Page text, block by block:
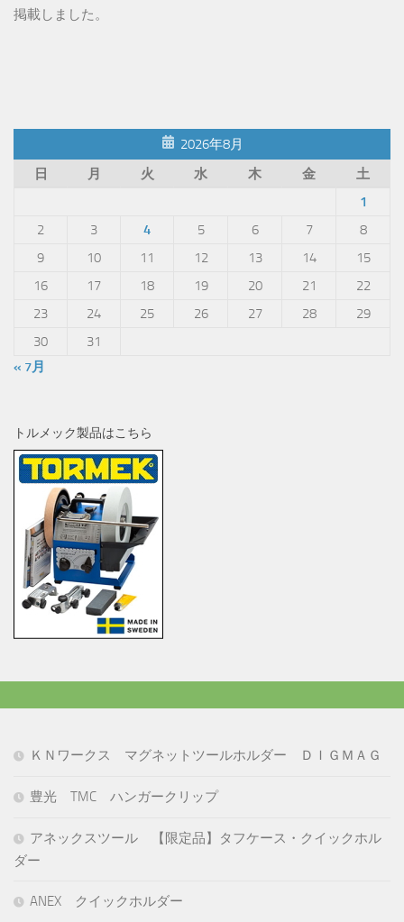
掲載しました。
2026年8月
日
月 火 水 木 金
土
1
2
3 4 5 6 7
8
9
10 11 12 13 14
15
16
17 18 19 20 21
22
23
24 25 26 27 28
29
30
31
« 7月
トルメック製品はこちら
ＫＮワークス マグネットツールホルダー ＤＩＧＭＡＧ
豊光 TMC ハンガークリップ
アネックスツール 【限定品】タフケース・クイックホル
ダー
ANEX クイックホルダー